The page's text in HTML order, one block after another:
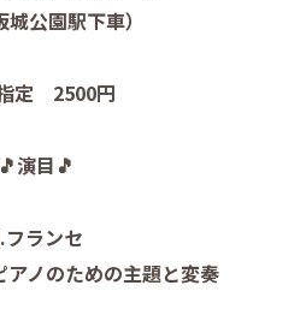
城公園駅下車）
定 2500円
🎵演目🎵
フランセ
ノのための主題と変奏